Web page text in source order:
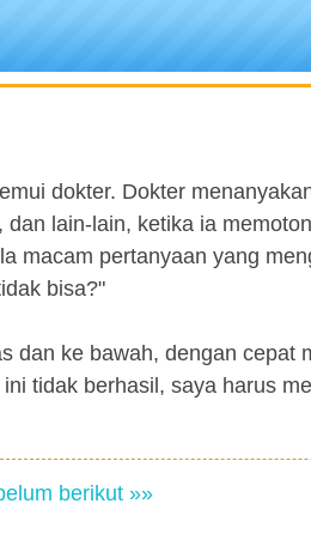
dokter. Dokter
lain-lain, ketika ia
macam pertanyaan yang
bisa?"
dan ke bawah, dengan cepat
tidak berhasil, saya harus
berikut »»